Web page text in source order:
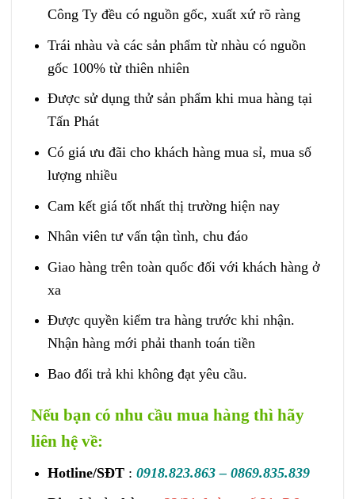
Công Ty đều có nguồn gốc, xuất xứ rõ ràng
Trái nhàu và các sản phẩm từ nhàu có nguồn
gốc 100% từ thiên nhiên
Được sử dụng thử sản phẩm khi mua hàng tại
Tấn Phát
Có giá ưu đãi cho khách hàng mua sỉ, mua số
lượng nhiều
Cam kết giá tốt nhất thị trường hiện nay
Nhân viên tư vấn tận tình, chu đáo
Giao hàng trên toàn quốc đối với khách hàng ở
xa
Được quyền kiểm tra hàng trước khi nhận.
Nhận hàng mới phải thanh toán tiền
Bao đổi trả khi không đạt yêu cầu.
Nếu bạn có nhu cầu mua hàng thì hãy
liên hệ về:
Hotline/SĐT: 0918.823.863 – 0869.835.839